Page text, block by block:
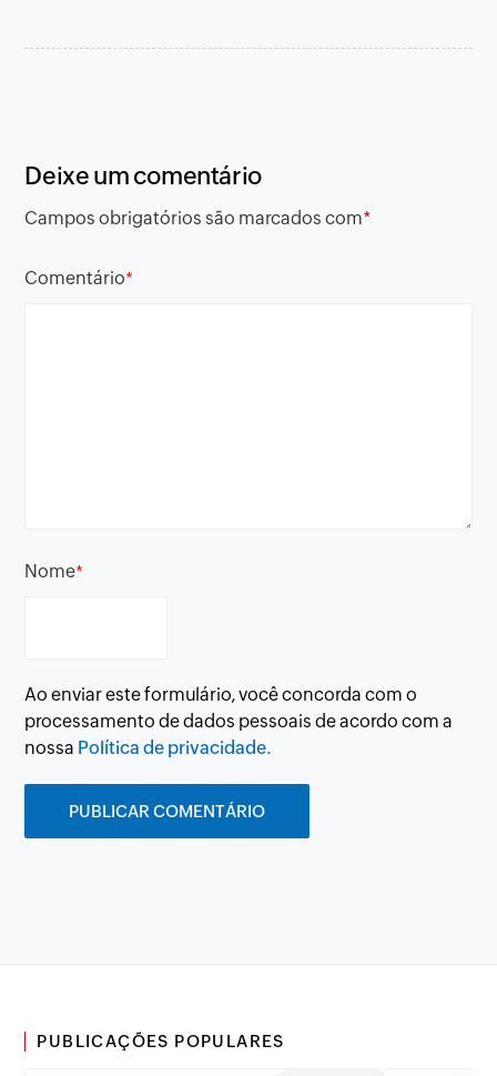
Deixe um comentário
Campos obrigatórios são marcados com*
Comentário*
Nome*
Ao enviar este formulário, você concorda com o
processamento de dados pessoais de acordo com a
nossa Política de privacidade.
PUBLICAÇÕES POPULARES